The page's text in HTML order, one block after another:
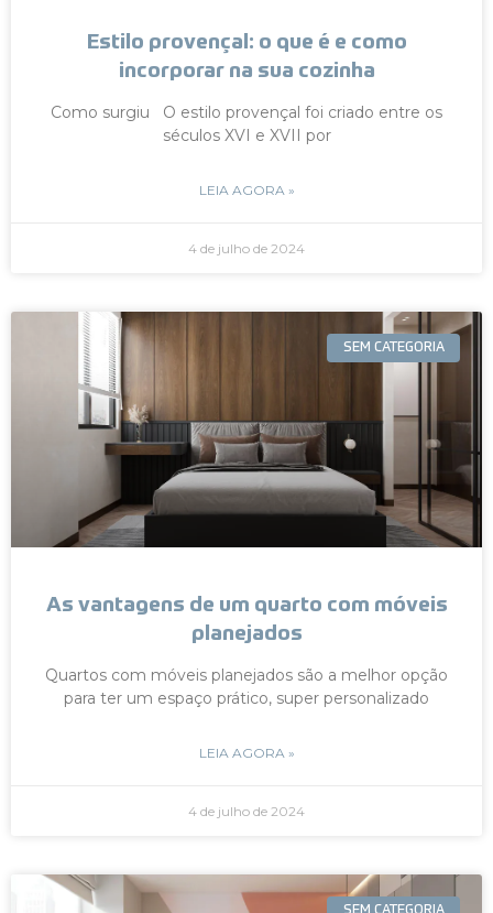
Estilo provençal: o que é e como
incorporar na sua cozinha
Como surgiu O estilo provençal foi criado entre os
séculos XVI e XVII por
LEIA AGORA »
4 de julho de 2024
SEM CATEGORIA
As vantagens de um quarto com móveis
planejados
Quartos com móveis planejados são a melhor opção
para ter um espaço prático, super personalizado
LEIA AGORA »
4 de julho de 2024